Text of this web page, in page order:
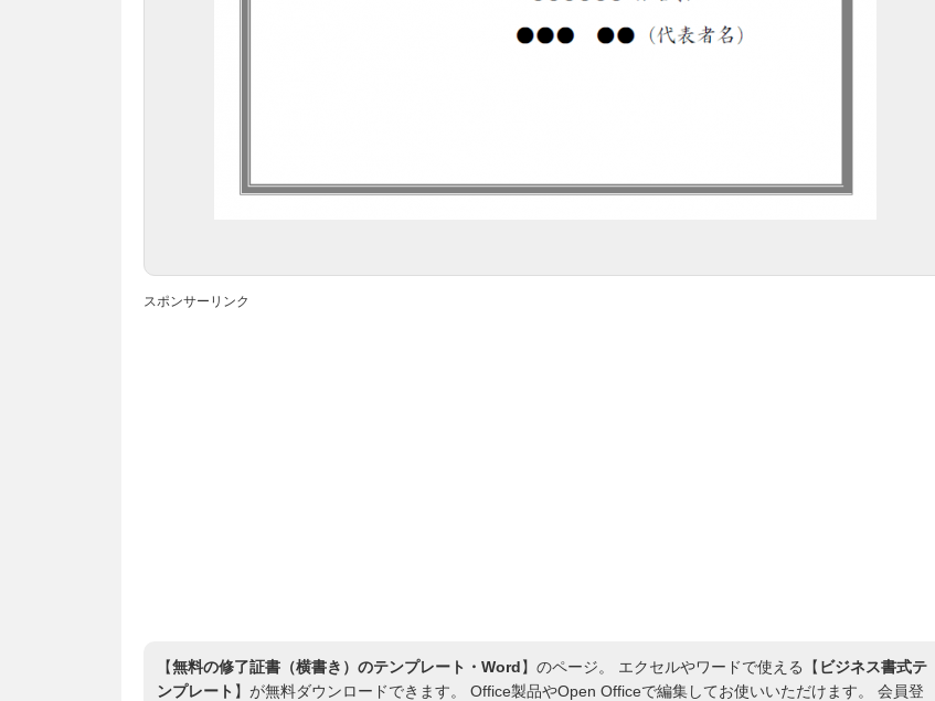
スポンサーリンク
【無料の修了証書（横書き）のテンプレート・Word】のページ。 エクセルやワードで使える【 ビジネス書式テ
ンプレート 】が無料ダウンロードできます。 Office製品やOpen Officeで編集してお使いいただけます。 会員登